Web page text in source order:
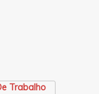
Trabalho